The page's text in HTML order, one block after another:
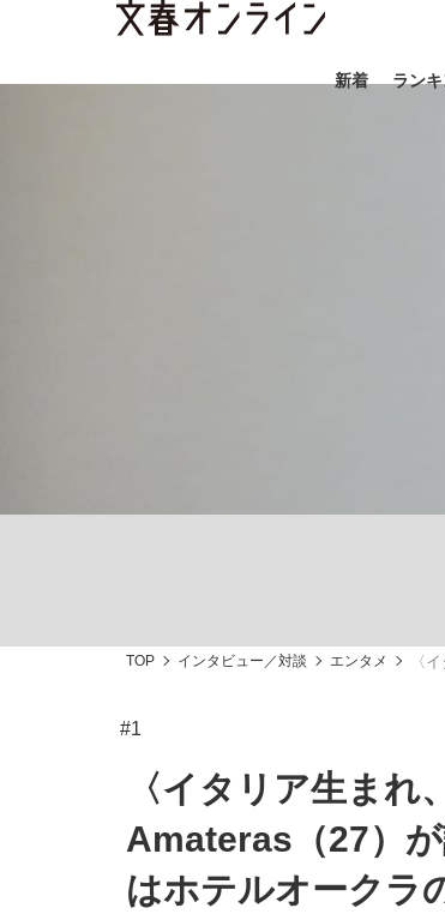
新着 ラン
TOP インタビュー／対談 エンタメ 〈
#1
〈イタリア生まれ
Amateras（27）
はホテルオークラ